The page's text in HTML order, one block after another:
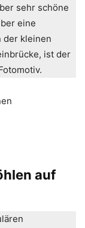
sehr schöne
eine
der kleinen
ist der
auf